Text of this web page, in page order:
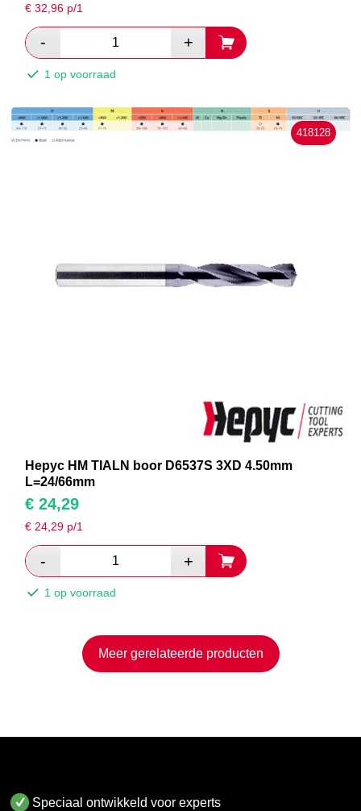
€32,96 p/1
1 op voorraad
418128
Hepyc HM TIALN boor D6537S 3XD 4.50mm
L=24/66mm
€ 24,29
€24,29 p/1
1 op voorraad
Meer gerelateerde producten
Speciaal ontwikkeld voor experts